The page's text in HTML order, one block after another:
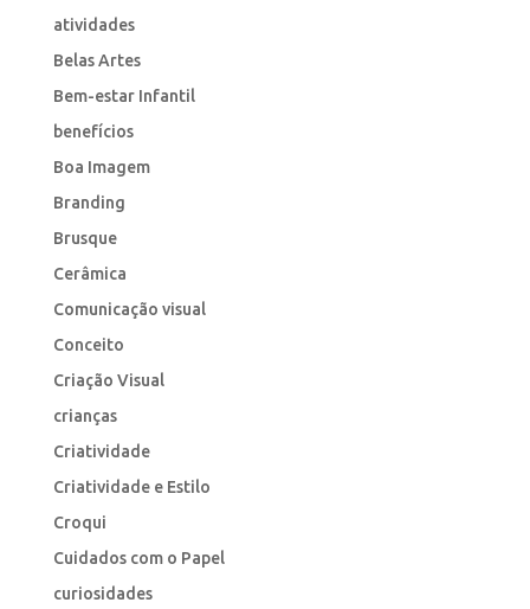
atividades
Belas Artes
Bem-estar Infantil
benefícios
Boa Imagem
Branding
Brusque
Cerâmica
Comunicação visual
Conceito
Criação Visual
crianças
Criatividade
Criatividade e Estilo
Croqui
Cuidados com o Papel
curiosidades